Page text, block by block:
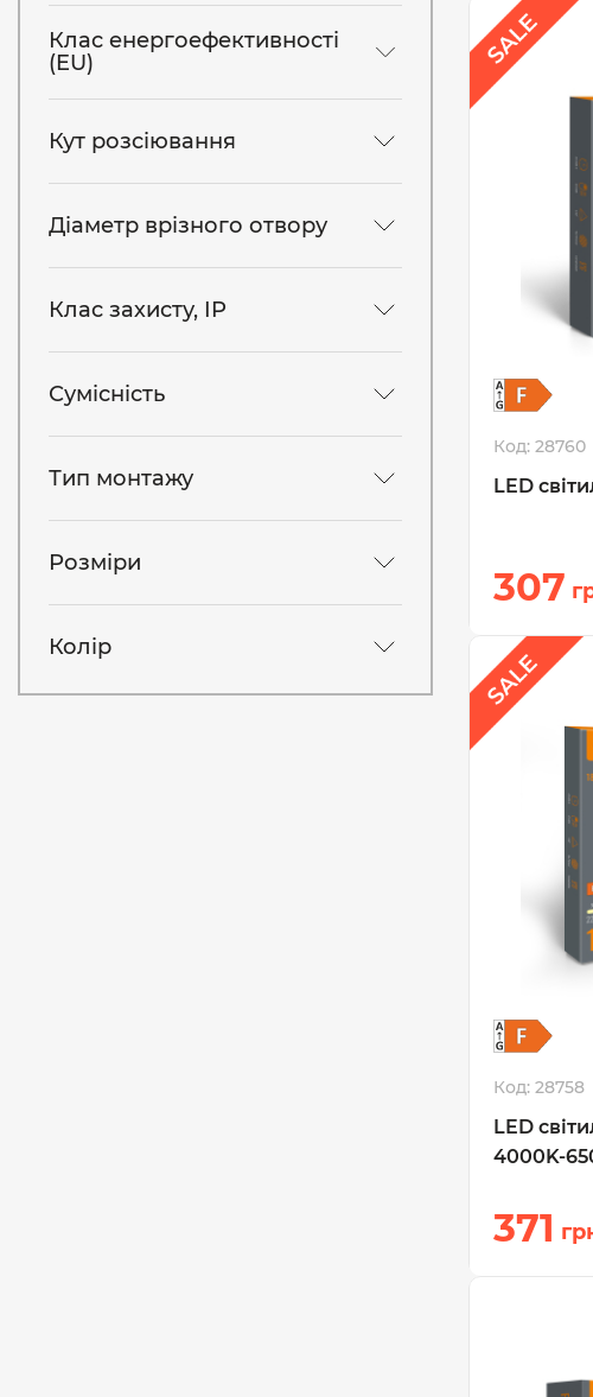
Клас енергоефективності
(EU)
Кут розсіювання
Діаметр врізного отвору
Клас захисту, IP
Сумісність
Тип монтажу
Розміри
Колір
Код: 28760
LED
307
Код: 28758
LED
4000K-
371